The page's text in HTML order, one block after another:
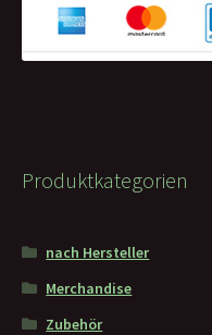
Produktkategorien
nach Hersteller
Merchandise
Zubehör